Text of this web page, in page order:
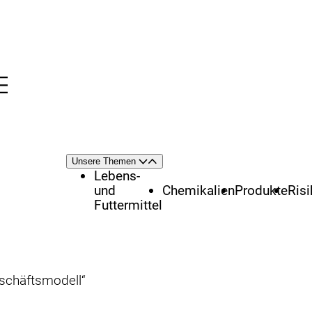
Themenschwerpunkte
Unsere Themen Öffnen
Schließen
Lebens-
und
Futtermittel
ChemikalienProdukte